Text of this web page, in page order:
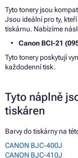
Tyto tonery jsou
Jsou ideální pro ty,
tiskárnu. Nabízíme
Canon BCI-21
Tyto tonery poskytují
každodenní tisk.
Tyto náplně
tiskáren
Barvy do tiskárny na
CANON BJC-400J
CANON BJC-410J